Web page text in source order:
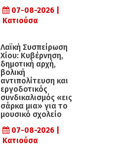
07-08-2026 |
Κατιούσα
Λαϊκή Συσπείρωση
Χίου: Κυβέρνηση,
δημοτική αρχή,
βολική
αντιπολίτευση και
εργοδοτικός
συνδικαλισμός «εις
σάρκα μια» για το
μουσικό σχολείο
07-08-2026 |
Κατιούσα